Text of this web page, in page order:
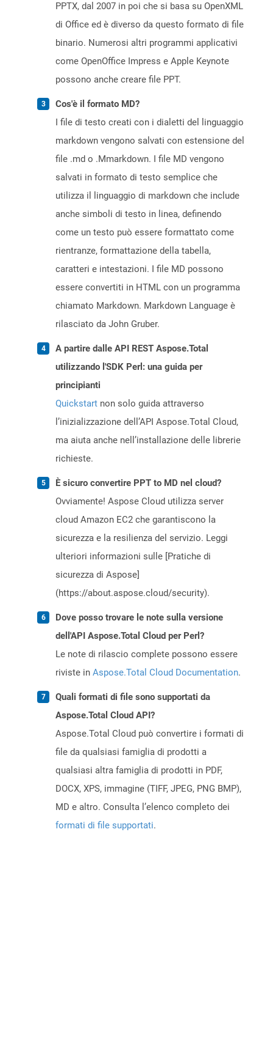
PPTX, dal 2007 in poi che si basa su OpenXML
di Office ed è diverso da questo formato di file
binario. Numerosi altri programmi applicativi
come OpenOffice Impress e Apple Keynote
possono anche creare file PPT.
Cos'è il formato MD?
I file di testo creati con i dialetti del linguaggio
markdown vengono salvati con estensione del
file .md o .Mmarkdown. I file MD vengono
salvati in formato di testo semplice che
utilizza il linguaggio di markdown che include
anche simboli di testo in linea, definendo
come un testo può essere formattato come
rientranze, formattazione della tabella,
caratteri e intestazioni. I file MD possono
essere convertiti in HTML con un programma
chiamato Markdown. Markdown Language è
rilasciato da John Gruber.
A partire dalle API REST Aspose.Total
utilizzando l'SDK Perl: una guida per
principianti
Quickstart non solo guida attraverso
l’inizializzazione dell’API Aspose.Total Cloud,
ma aiuta anche nell’installazione delle librerie
richieste.
È sicuro convertire PPT to MD nel cloud?
Ovviamente! Aspose Cloud utilizza server
cloud Amazon EC2 che garantiscono la
sicurezza e la resilienza del servizio. Leggi
ulteriori informazioni sulle [Pratiche di
sicurezza di Aspose]
(https://about.aspose.cloud/security).
Dove posso trovare le note sulla versione
dell'API Aspose.Total Cloud per Perl?
Le note di rilascio complete possono essere
riviste in Aspose.Total Cloud Documentation.
Quali formati di file sono supportati da
Aspose.Total Cloud API?
Aspose.Total Cloud può convertire i formati di
file da qualsiasi famiglia di prodotti a
qualsiasi altra famiglia di prodotti in PDF,
DOCX, XPS, immagine (TIFF, JPEG, PNG BMP),
MD e altro. Consulta l’elenco completo dei
formati di file supportati.